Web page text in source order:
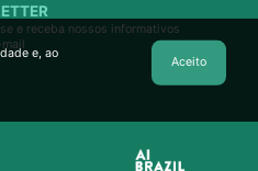
e receba nossos informativos
e, ao
Aceito